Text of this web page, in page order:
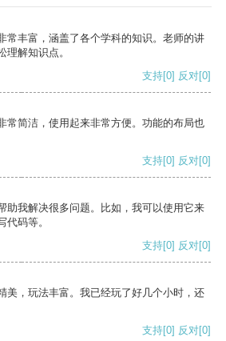
常丰富，涵盖了各个学科的知识。老师的讲
理解知识点。
支持[0] 反对[0]
常简洁，使用起来非常方便。功能的布局也
支持[0] 反对[0]
助我解决很多问题。比如，我可以使用它来
代码等。
支持[0] 反对[0]
美，玩法丰富。我已经玩了好几个小时，还
支持[0] 反对[0]